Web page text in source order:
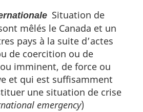
Situation de
mêlés le Canada et un
pays à la suite d’actes
de coercition ou de
imminent, de force ou
et qui est suffisamment
une situation de crise
emergency)